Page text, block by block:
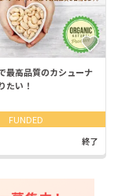
最高品質のカシューナ
たい！
FUNDED
終了